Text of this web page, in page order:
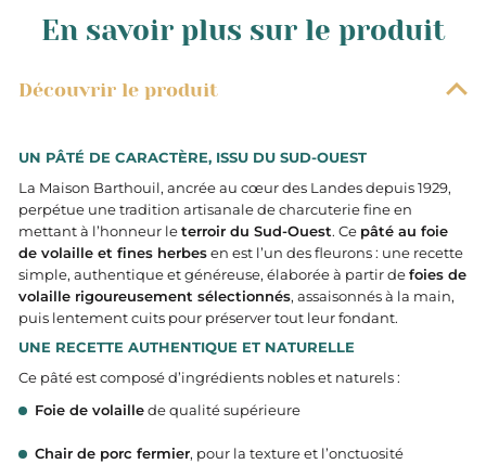
En savoir plus sur le produit
Découvrir le produit
UN PÂTÉ DE CARACTÈRE, ISSU DU SUD-OUEST
La Maison Barthouil, ancrée au cœur des Landes depuis 1929,
perpétue une tradition artisanale de charcuterie fine en
mettant à l’honneur leterroir du Sud-Ouest. Ce pâté au foie
de volaille et fines herbesen est l’un des fleurons : une recette
simple, authentique et généreuse, élaborée à partir defoies de
volaille rigoureusement sélectionnés, assaisonnés à la main,
puis lentement cuits pour préserver tout leur fondant.
UNE RECETTE AUTHENTIQUE ET NATURELLE
Ce pâté est composé d’ingrédients nobles et naturels :
Foie de volaillede qualité supérieure
Chair de porc fermier, pour la texture et l’onctuosité